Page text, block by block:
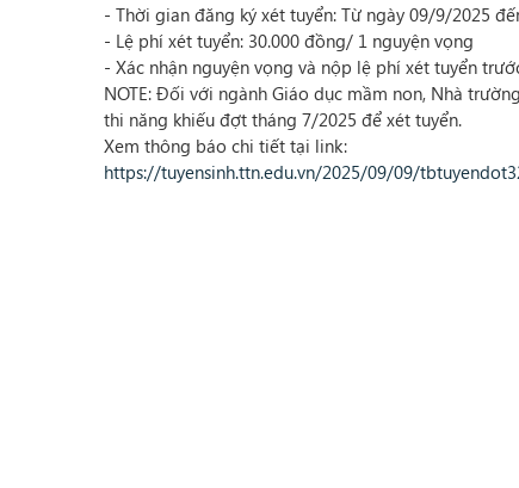
- Thời gian đăng ký xét tuyển: Từ ngày 09/9/2025
- Lệ phí xét tuyển: 30.000 đồng/ 1 nguyện vọng
- Xác nhận nguyện vọng và nộp lệ phí xét tuyển
NOTE: Đối với ngành Giáo dục mầm non, Nhà
thi năng khiếu đợt tháng 7/2025 để xét tuyển.
Xem thông báo chi tiết tại link:
https://tuyensinh.ttn.edu.vn/2025/09/09/